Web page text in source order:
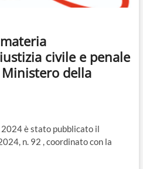
civile e penale
della
è stato pubblicato il
n. 92 , coordinato con la